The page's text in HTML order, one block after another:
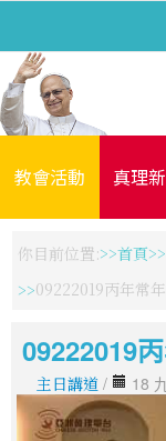
教會活動 真理
你目前位置: 首頁
09222019丙年常
09222019
主日講道 / 18